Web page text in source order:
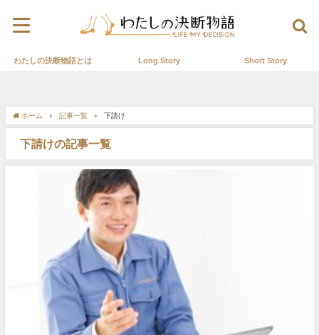
わたしの決断物語とは Long Story Short Story
ホーム 記事一覧 下請け
下請けの記事一覧